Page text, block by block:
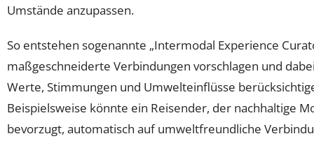
Umstände anzupassen.
So entstehen sogenannte „Intermodal Experience
maßgeschneiderte Verbindungen vorschlagen und
Werte, Stimmungen und Umwelteinflüsse
Beispielsweise könnte ein Reisender, der nachhaltige
bevorzugt, automatisch auf umweltfreundliche